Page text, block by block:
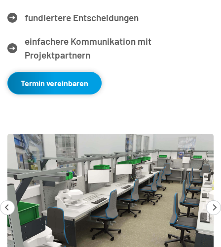
fundiertere Entscheidungen
einfachere Kommunikation mit
Projektpartnern
Termin vereinbaren